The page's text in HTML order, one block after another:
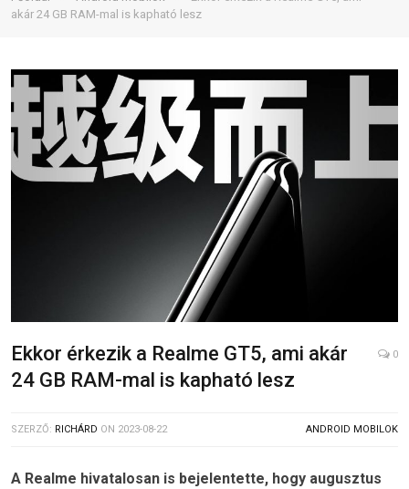
akár 24 GB RAM-mal is kapható lesz
Ekkor érkezik a Realme GT5, ami akár
24 GB RAM-mal is kapható lesz
0
SZERZŐ: RICHÁRD ON 2023-08-22 ANDROID MOBILOK
A Realme hivatalosan is bejelentette, hogy augusztus